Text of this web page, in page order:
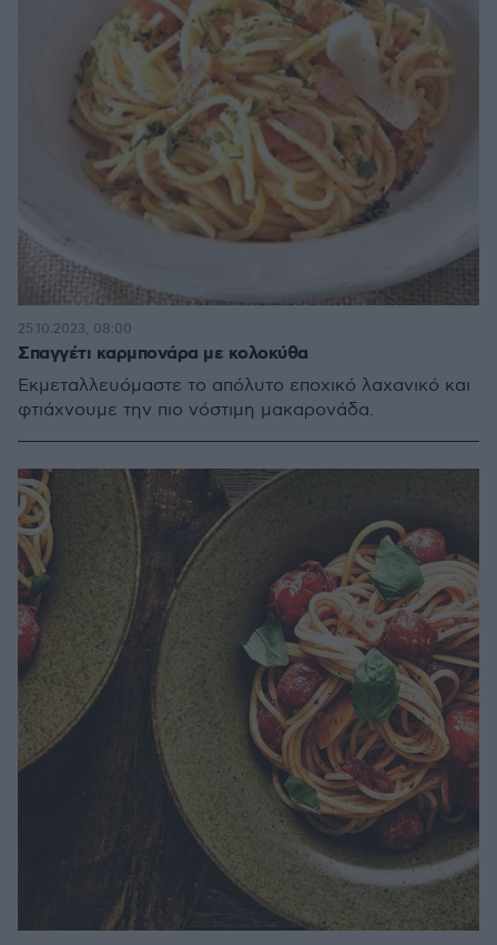
Σπαγγέτι καρμπονάρα με κολοκύθα
Εκμεταλλευόμαστε το απόλυτο εποχικό λαχανικό και
φτιάχνουμε την πιο νόστιμη μακαρονάδα.
25.10.2023, 08:00